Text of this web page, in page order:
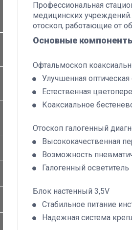
Профессиональная
медицинских
отоскоп, работающие от
Основные
Офтальмоскоп
Улучшенная оптическая
Естественная
Коаксиальное
Отоскоп галогенный
Высококачественная
Возможность
Галогенный осветитель
Блок настенный 3,5V
Стабильное питание
Надежная система